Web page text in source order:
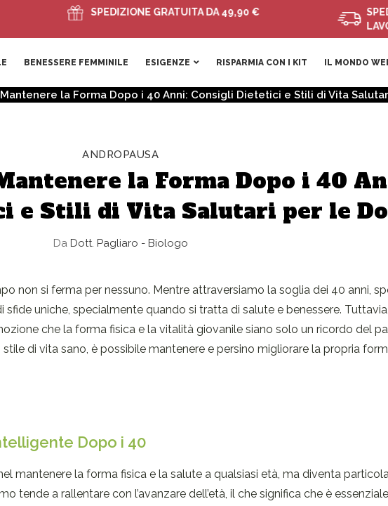
SPEDIZIONE GRATUITA DA 49,90 €
BENESSERE FEMMINILE ESIGENZE RISPARMIA CON I KIT IL MONDO
la Forma Dopo i 40 Anni: Consigli Dietetici e Stili di Vita
ANDROPAUSA
la Forma Dopo i 40
e Stili di Vita Salutari per le
DaDott. Pagliaro - Biologo
non si ferma per nessuno. Mentre attraversiamo la soglia dei 40 anni,
uniche, specialmente quando si tratta di salute e benessere.
che la forma fisica e la vitalità giovanile siano solo un ricordo del
di vita sano, è possibile mantenere e persino migliorare la propria
Dopo i 40
mantenere la forma fisica e la salute a qualsiasi età, ma diventa
tende a rallentare con l’avanzare dell’età, il che significa che è